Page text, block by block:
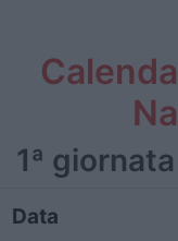
1ª giornata
Data